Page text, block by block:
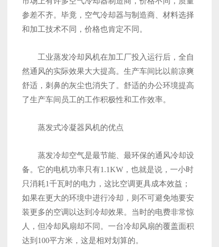
参差不齐。毕竟，空气冷却器与制造商、材料选择
和加工技术不同，价格也肯定不同。
工业蒸发冷却风机在加工厂投入运行后，全自
然通风的实际效果大大提高。生产车间比以前凉爽
舒适，刺鼻的灰尘也消失了。舒适的办公环境提高
了生产车间员工的工作积极性和工作效率。
蒸发式冷凝器风机的优点
蒸发冷却空气是最节能、最环保的通风冷却设
备。它的电机功率只有1.1KW，也就是说，一小时
只消耗1千瓦时的电力，这比空调更具成本效益；
如果在更大的环境中进行冷却，则不可避免地要安
装更多的空调以达到冷却效果。当时的电费非常惊
人，但冷却风扇却不同。一台冷却风扇的覆盖面积
达到100平方米，这是相对划算的。